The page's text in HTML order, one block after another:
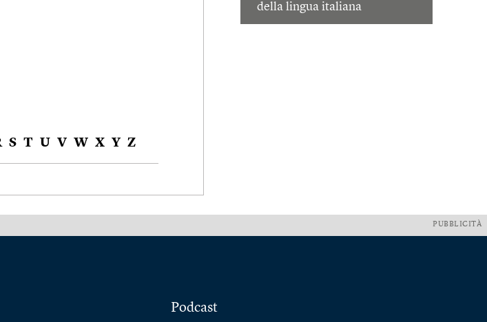
della lingua italiana
S T U V W X Y Z
PUBBLICITÀ
Podcast